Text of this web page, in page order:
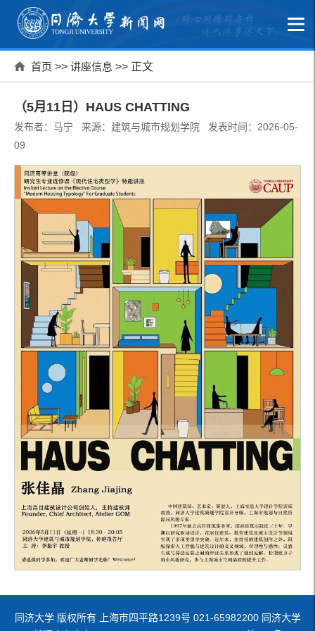
首页 >> 讲座信息 >> 正文
（5月11日）HAUS CHATTING
发布者：马宁 来源：建筑与城市规划学院 发表时间：2026-05-
09
同济大学 版权所有 上海市四平路1239号 021-65982200 同济大学